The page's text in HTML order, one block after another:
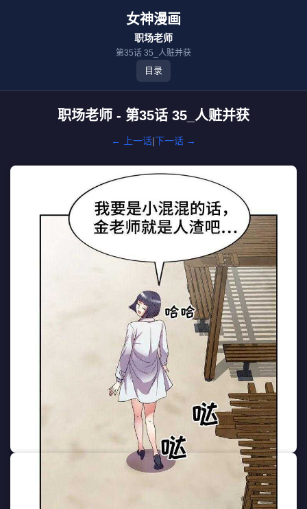
女神漫画
职场老师
第35话 35_人赃并获
目录
职场老师 - 第35话 35_人赃并获
← 上一话|下一话 →